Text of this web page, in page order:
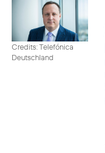
Credits: Telefónica
Deutschland